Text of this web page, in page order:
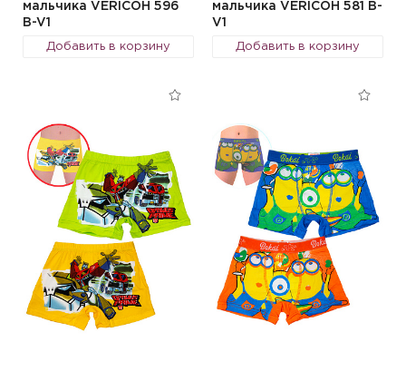
мальчика VERICOH 596
B-V1
Добавить в корзину
мальчика VERICOH 581 B-
V1
Добавить в корзину